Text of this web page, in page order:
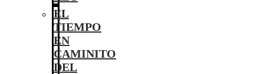
EL
TIEMPO
EN
CAMINITO
DEL